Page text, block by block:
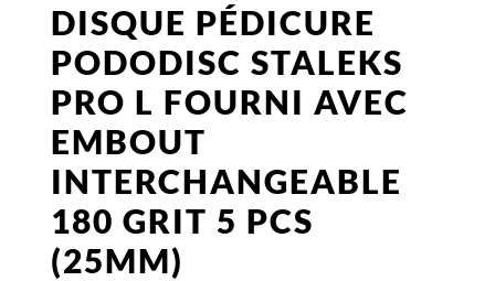
DISQUE PÉDICURE
PODODISC STALEKS
PRO L FOURNI AVEC
EMBOUT
INTERCHANGEABLE
180 GRIT 5 PCS
(25MM)